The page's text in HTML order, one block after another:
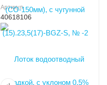
Артикул
40618106